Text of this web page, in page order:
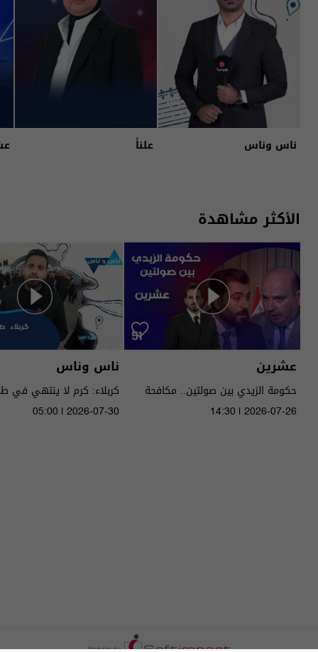
ناس وناس علناً
الأكثر مشاهدة
عشرين
حكومة الزيدي بين صولتين.. مكافحة
14:30 | 2026-07-26
ناس وناس
كربلاء: كرم لا ينتهي في
05:00 | 2026-07-30